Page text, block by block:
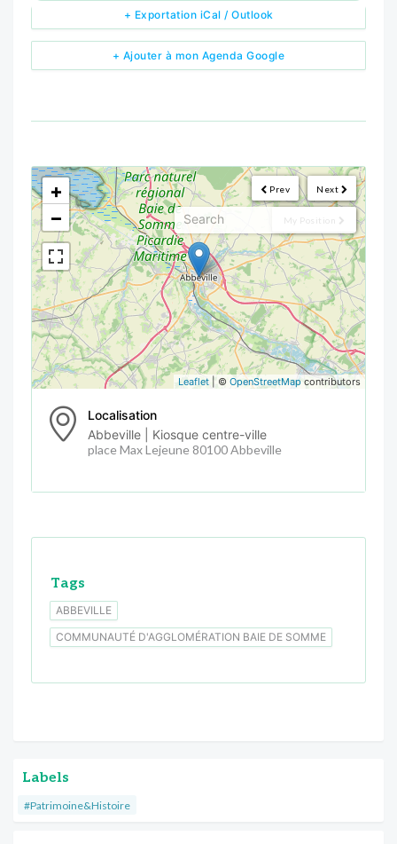
+ Ajouter à mon Agenda Google
+ Exportation iCal / Outlook
Next
Prev
My Position
<!---->
+
−
Leaflet | © OpenStreetMap contributors
Localisation
Abbeville | Kiosque centre-ville
place Max Lejeune 80100 Abbeville
Tags
ABBEVILLE
COMMUNAUTÉ D'AGGLOMÉRATION BAIE DE SOMME
Labels
#Patrimoine&Histoire